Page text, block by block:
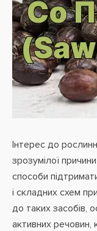
Інтерес до
зрозумілої
способи
і складних схем
до таких засобів,
активних речовин,